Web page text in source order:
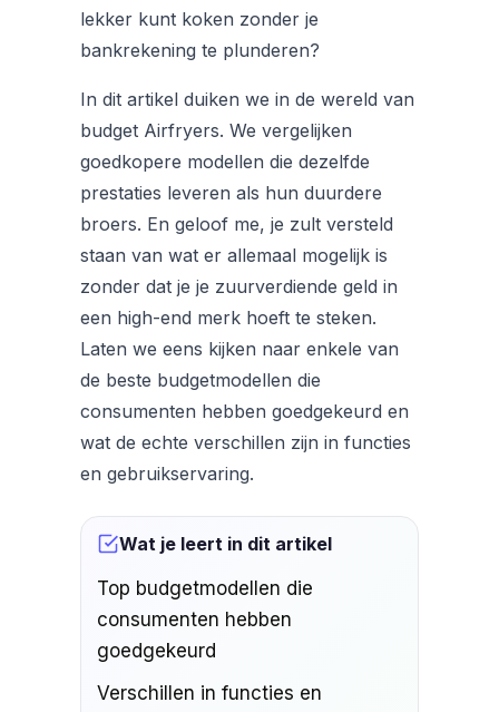
lekker kunt koken zonder je
bankrekening te plunderen?
In dit artikel duiken we in de wereld van
budget Airfryers. We vergelijken
goedkopere modellen die dezelfde
prestaties leveren als hun duurdere
broers. En geloof me, je zult versteld
staan van wat er allemaal mogelijk is
zonder dat je je zuurverdiende geld in
een high-end merk hoeft te steken.
Laten we eens kijken naar enkele van
de beste budgetmodellen die
consumenten hebben goedgekeurd en
wat de echte verschillen zijn in functies
en gebruikservaring.
Wat je leert in dit artikel
Top budgetmodellen die
consumenten hebben
goedgekeurd
Verschillen in functies en